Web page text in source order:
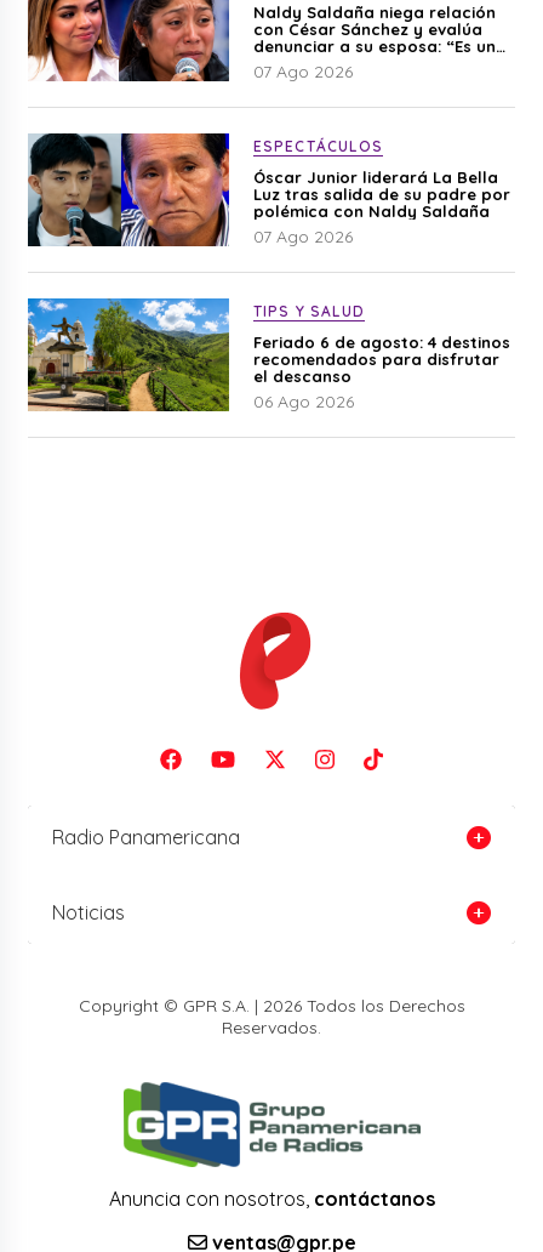
Naldy Saldaña niega relación
con César Sánchez y evalúa
denunciar a su esposa: “Es una
difamación”
07 Ago 2026
ESPECTÁCULOS
Óscar Junior liderará La Bella
Luz tras salida de su padre por
polémica con Naldy Saldaña
07 Ago 2026
TIPS Y SALUD
Feriado 6 de agosto: 4 destinos
recomendados para disfrutar
el descanso
06 Ago 2026
Radio Panamericana
Noticias
Copyright © GPR S.A. | 2026 Todos los Derechos
Reservados.
Anuncia con nosotros, contáctanos
ventas@gpr.pe